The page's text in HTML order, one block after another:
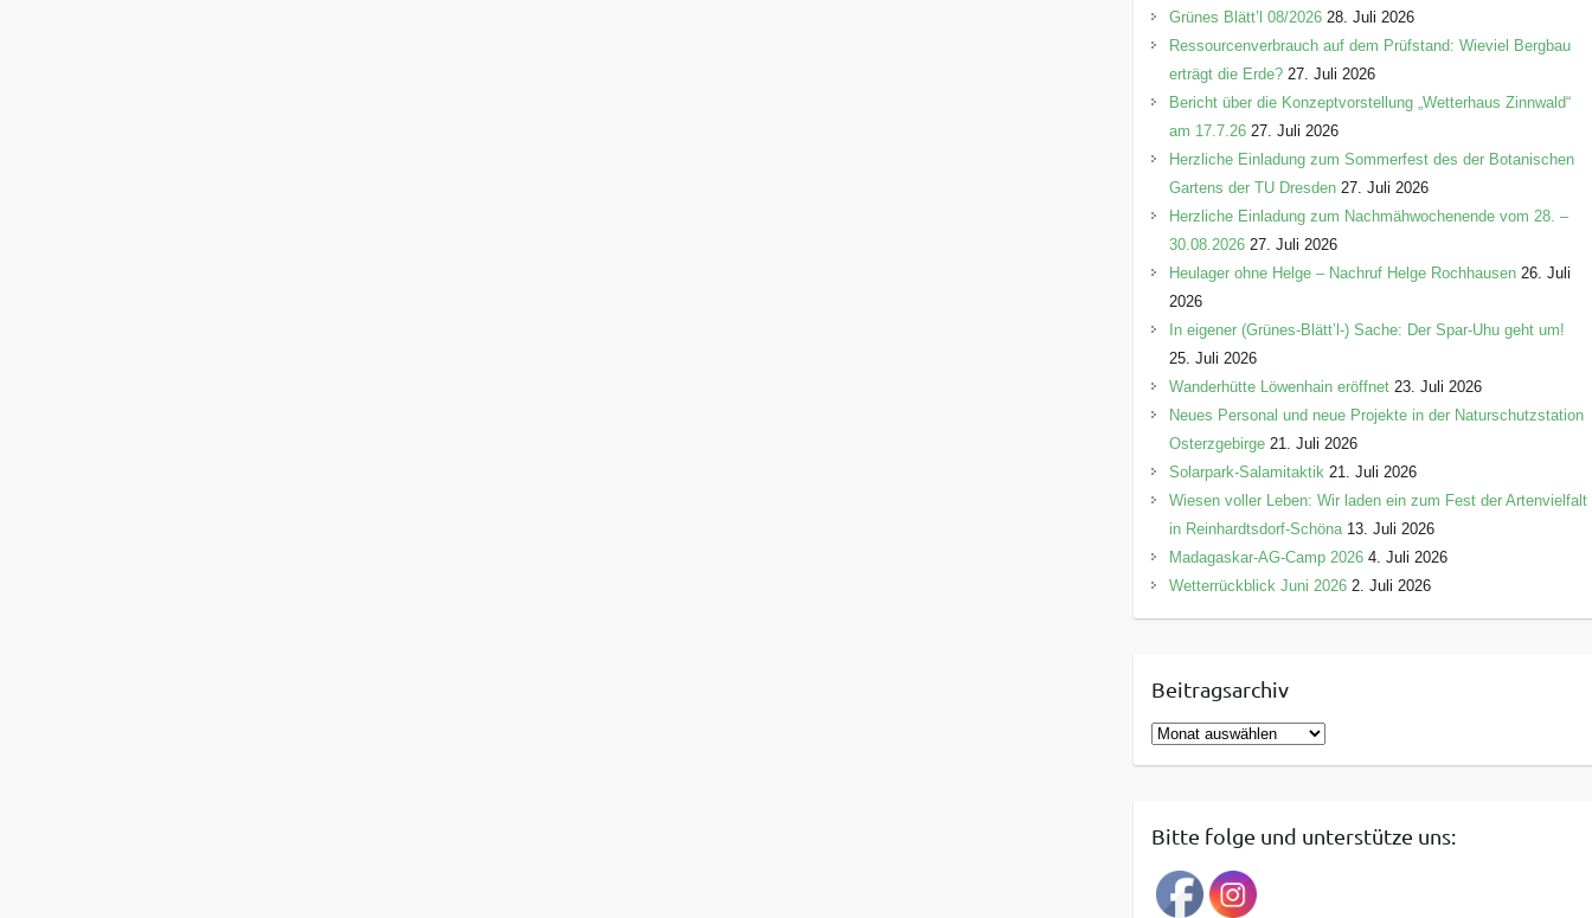
e
n
Grünes Blätt’l 08/2026 28. Juli 2026
Ressourcenverbrauch auf dem Prüfstand: Wieviel Bergbau
erträgt die Erde? 27. Juli 2026
Bericht über die Konzeptvorstellung „Wetterhaus Zinnwald“
am 17.7.26 27. Juli 2026
Herzliche Einladung zum Sommerfest des der Botanischen
Gartens der TU Dresden 27. Juli 2026
Herzliche Einladung zum Nachmähwochenende vom 28. –
30.08.2026 27. Juli 2026
Heulager ohne Helge – Nachruf Helge Rochhausen 26. Juli
2026
In eigener (Grünes-Blätt’l-) Sache: Der Spar-Uhu geht um!
25. Juli 2026
Wanderhütte Löwenhain eröffnet 23. Juli 2026
Neues Personal und neue Projekte in der Naturschutzstation
Osterzgebirge 21. Juli 2026
Solarpark-Salamitaktik 21. Juli 2026
Wiesen voller Leben: Wir laden ein zum Fest der Artenvielfalt
in Reinhardtsdorf-Schöna 13. Juli 2026
Madagaskar-AG-Camp 2026 4. Juli 2026
Wetterrückblick Juni 2026 2. Juli 2026
Beitragsarchiv
B
e
r
g
Bitte folge und unterstütze uns: